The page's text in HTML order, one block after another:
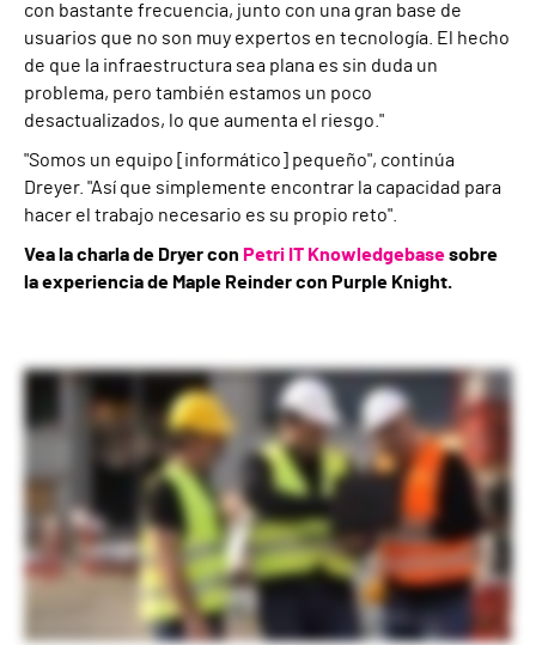
con bastante frecuencia, junto con una gran base de
usuarios que no son muy expertos en tecnología. El hecho
de que la infraestructura sea plana es sin duda un
problema, pero también estamos un poco
desactualizados, lo que aumenta el riesgo."
"Somos un equipo [informático] pequeño", continúa
Dreyer. "Así que simplemente encontrar la capacidad para
hacer el trabajo necesario es su propio reto".
Vea la charla de Dryer con Petri IT Knowledgebasesobre
la experiencia de Maple Reinder con Purple Knight.